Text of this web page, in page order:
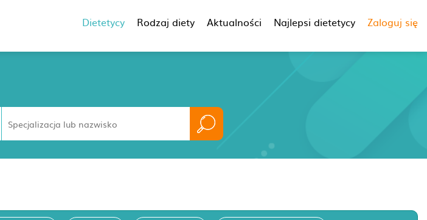
Dietetycy Rodzaj diety Aktualności Najlepsi dietetycy Zaloguj się